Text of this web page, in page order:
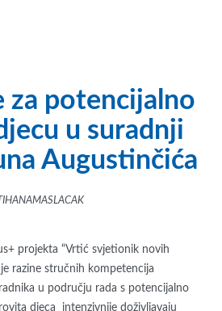
za potencijalno
u suradnji
Augustinčića
projekta “Vrtić svjetionik novih
razine stručnih kompetencija
u području rada s potencijalno
djeca intenzivnije doživljavaju